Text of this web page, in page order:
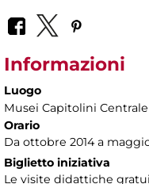
Informazioni
Luogo
Musei Capitolini
Orario
Da ottobre 2014 a
Biglietto iniziativa
Le visite didattiche